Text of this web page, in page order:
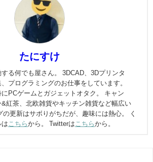
たにすけ
る何でも屋さん。 3DCAD、3Dプリンタ
、プログラミングのお仕事をしています。
PCゲームとガジェットオタク。 キャン
紅茶、北欧雑貨やキッチン雑貨など幅広い
の更新はサボりがちだが、趣味には熱心。 く
は こちらから。 Twitterは こちらから。